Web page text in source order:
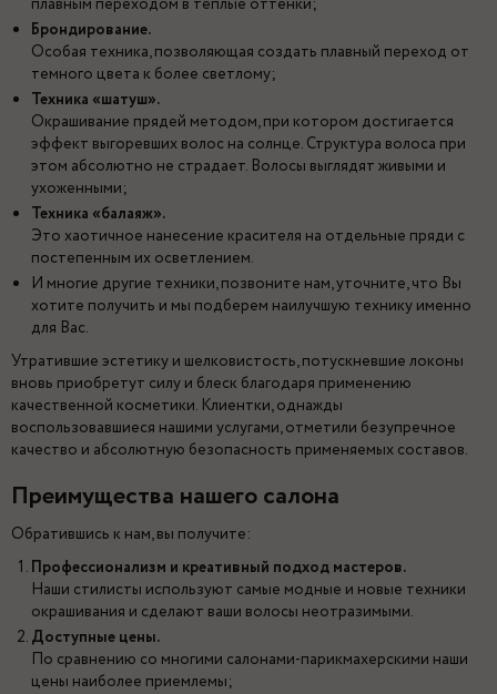
плавным переходом в теплые оттенки;
Брондирование.
Особая техника, позволяющая создать плавный переход от
темного цвета к более светлому;
Техника «шатуш».
Окрашивание прядей методом, при котором достигается
эффект выгоревших волос на солнце. Структура волоса при
этом абсолютно не страдает. Волосы выглядят живыми и
ухоженными;
Техника «балаяж».
Это хаотичное нанесение красителя на отдельные пряди с
постепенным их осветлением.
И многие другие техники, позвоните нам, уточните, что Вы
хотите получить и мы подберем наилучшую технику именно
для Вас.
Утратившие эстетику и шелковистость, потускневшие локоны
вновь приобретут силу и блеск благодаря применению
качественной косметики. Клиентки, однажды
воспользовавшиеся нашими услугами, отметили безупречное
качество и абсолютную безопасность применяемых составов.
Преимущества нашего салона
Обратившись к нам, вы получите:
Профессионализм и креативный подход мастеров.
Наши стилисты используют самые модные и новые техники
окрашивания и сделают ваши волосы неотразимыми.
Доступные цены.
По сравнению со многими салонами-парикмахерскими наши
цены наиболее приемлемы;